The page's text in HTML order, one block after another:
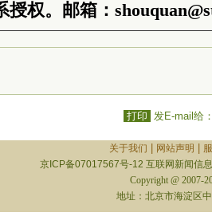
授权。邮箱：
打印 发E-mail给
关于我们 网站声明
京ICP备07017567号-12 互联网新闻信
Copyright @ 2007-
地址：北京市海淀区